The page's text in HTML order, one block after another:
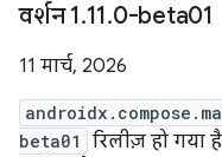
वर्शन 1.11.0-beta01
11 मार्च, 2026
beta01
रिलीज़ हो गया